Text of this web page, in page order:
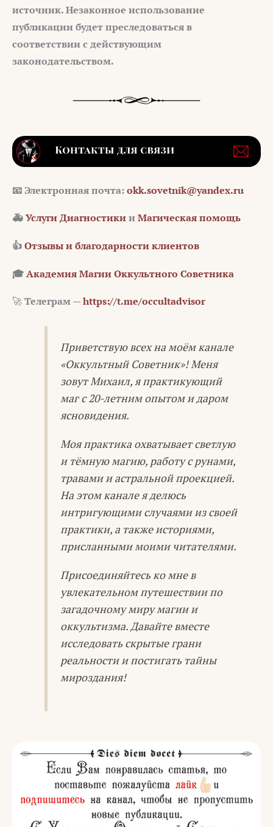
источник. Незаконное использование
публикации будет преследоваться в
соответствии с действующим
законодательством.
📧 Электронная почта:okk.sovetnik@yandex.ru
🚑Услуги ДиагностикииМагическая помощь
👍Отзывы и благодарности клиентов
🎓Академия Магии Оккультного Советника
🚀Телеграм —https://t.me/occultadvisor
Приветствую всех на моём канале
«Оккультный Советник»! Меня
зовут Михаил, я практикующий
маг с 20-летним опытом и даром
ясновидения.
Моя практика охватывает светлую
и тёмную магию, работу с рунами,
травами и астральной проекцией.
На этом канале я делюсь
интригующими случаями из своей
практики, а также историями,
присланными моими читателями.
Присоединяйтесь ко мне в
увлекательном путешествии по
загадочному миру магии и
оккультизма. Давайте вместе
исследовать скрытые грани
реальности и постигать тайны
мироздания!